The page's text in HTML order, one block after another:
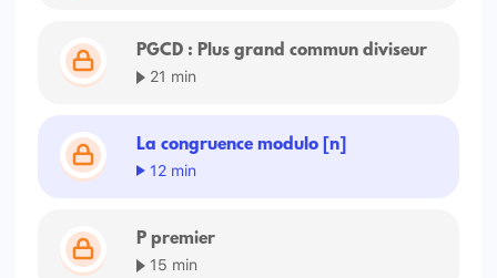
PGCD : Plus grand commun diviseur
21 min
La congruence modulo [n]
12 min
P premier
15 min